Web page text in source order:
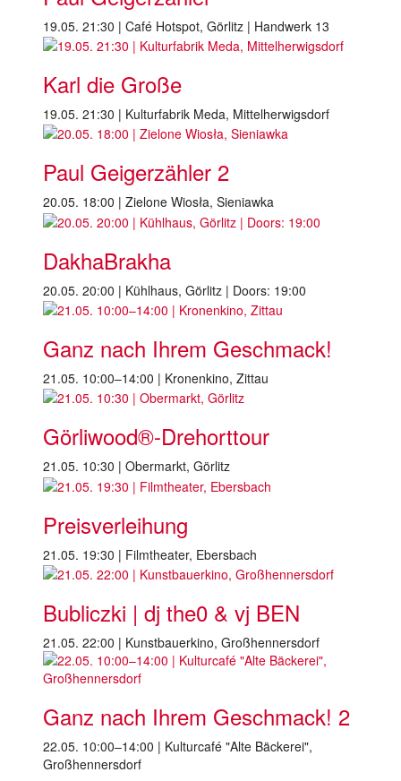
19.05. 21:30 | Café Hotspot, Görlitz | Handwerk 13
Karl die Große
19.05. 21:30 | Kulturfabrik Meda, Mittelherwigsdorf
Paul Geigerzähler 2
20.05. 18:00 | Zielone Wiosła, Sieniawka
DakhaBrakha
20.05. 20:00 | Kühlhaus, Görlitz | Doors: 19:00
Ganz nach Ihrem Geschmack!
21.05. 10:00–14:00 | Kronenkino, Zittau
Görliwood®-Drehorttour
21.05. 10:30 | Obermarkt, Görlitz
Preisverleihung
21.05. 19:30 | Filmtheater, Ebersbach
Bubliczki | dj the0 & vj BEN
21.05. 22:00 | Kunstbauerkino, Großhennersdorf
Ganz nach Ihrem Geschmack! 2
22.05. 10:00–14:00 | Kulturcafé "Alte Bäckerei",
Großhennersdorf